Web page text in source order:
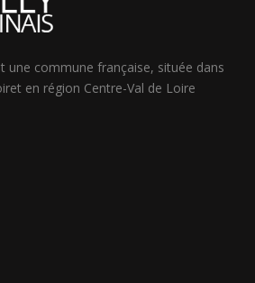
une commune française, située dans
en région Centre-Val de Loire